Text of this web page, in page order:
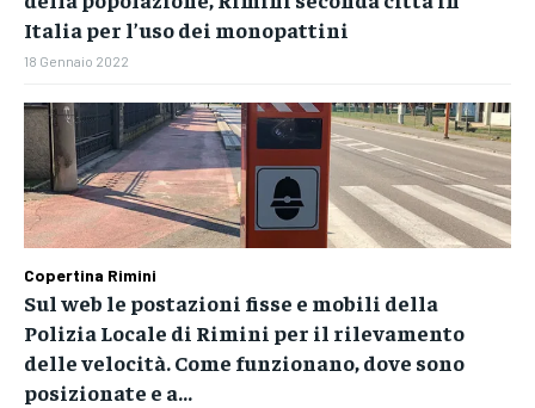
Italia per l’uso dei monopattini
18 Gennaio 2022
Copertina Rimini
Sul web le postazioni fisse e mobili della
Polizia Locale di Rimini per il rilevamento
delle velocità. Come funzionano, dove sono
posizionate e a...